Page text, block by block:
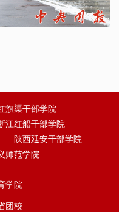
旗渠干部学院
江红船干部学院
陕西延安干部学院
师范学院
学院
团校